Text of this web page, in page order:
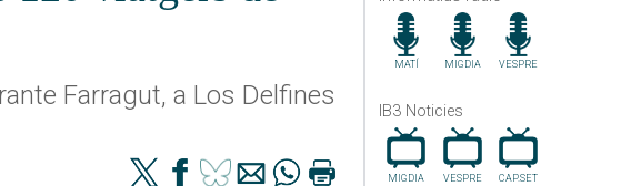
MATÍ MIGDIA VESPRE
IB3 Noticies
MIGDIA VESPRE CAP.SET
Farragut, a Los Delfines